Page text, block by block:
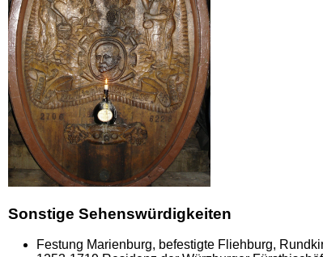
Sonstige Sehenswürdigkeiten
Festung Marienburg, befestigte Fliehburg,